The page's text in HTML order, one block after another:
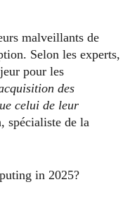
malveillants de
Selon les experts,
pour les
des
celui de leur
spécialiste de la